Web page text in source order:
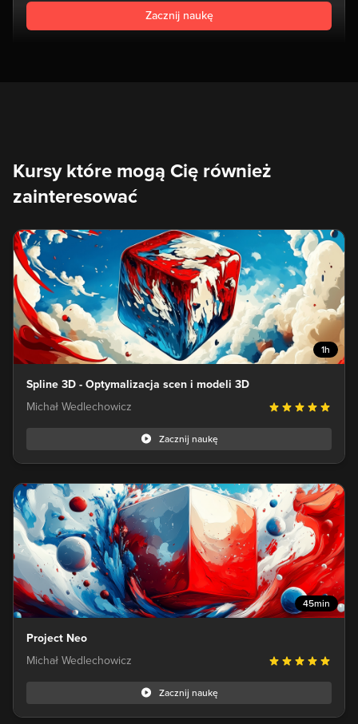
Zacznij naukę
Kursy które mogą Cię również
zainteresować
1h
Spline 3D - Optymalizacja scen i modeli 3D
Michał Wedlechowicz
Zacznij naukę
45min
Project Neo
Michał Wedlechowicz
Zacznij naukę